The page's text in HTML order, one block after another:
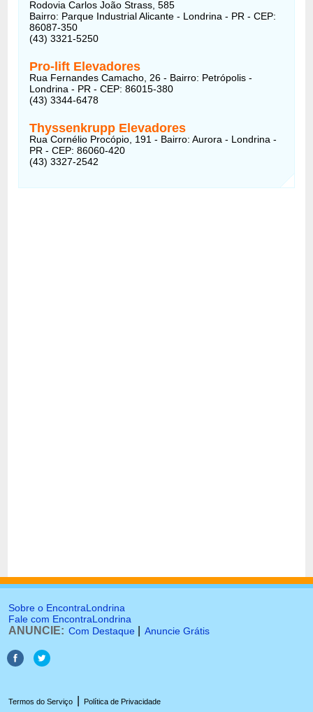
Rodovia Carlos João Strass, 585
Bairro: Parque Industrial Alicante - Londrina - PR - CEP:
86087-350
(43) 3321-5250
Pro-lift Elevadores
Rua Fernandes Camacho, 26 - Bairro: Petrópolis -
Londrina - PR - CEP: 86015-380
(43) 3344-6478
Thyssenkrupp Elevadores
Rua Cornélio Procópio, 191 - Bairro: Aurora - Londrina -
PR - CEP: 86060-420
(43) 3327-2542
Sobre o EncontraLondrina
Fale com EncontraLondrina
ANUNCIE: Com Destaque Anuncie Grátis
Termos do Serviço Política de Privacidade